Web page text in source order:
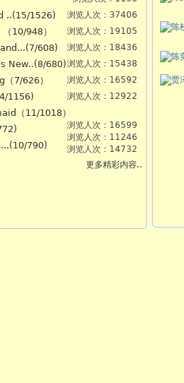
..(15/1526) 浏览人次：37406
10/948） 浏览人次：19105
608) 浏览人次：18436
New..(8/680)浏览人次：15438
7/626） 浏览人次：16592
1156) 浏览人次：12922
（11/1018）
浏览人次：16599
浏览人次：11246
790)
浏览人次：14732
更多精彩内容..